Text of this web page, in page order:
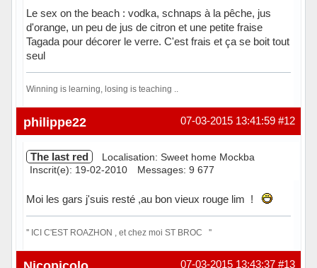
Le sex on the beach : vodka, schnaps à la pêche, jus
d'orange, un peu de jus de citron et une petite fraise
Tagada pour décorer le verre. C'est frais et ça se boit tout
seul
Winning is learning, losing is teaching ..
Hors ligne #12
07-03-2015 13:41:59
philippe22
The last red
Localisation: Sweet home Mockba
Inscrit(e): 19-02-2010
Messages: 9 677
Moi les gars j'suis resté ,au bon vieux rouge lim !
'' ICI C'EST ROAZHON , et chez moi ST BROC ''
Hors ligne #13
07-03-2015 13:43:37